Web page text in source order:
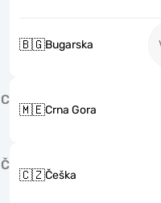
🇧🇬Bugarska
C
🇲🇪Crna Gora
Č
🇨🇿Češka